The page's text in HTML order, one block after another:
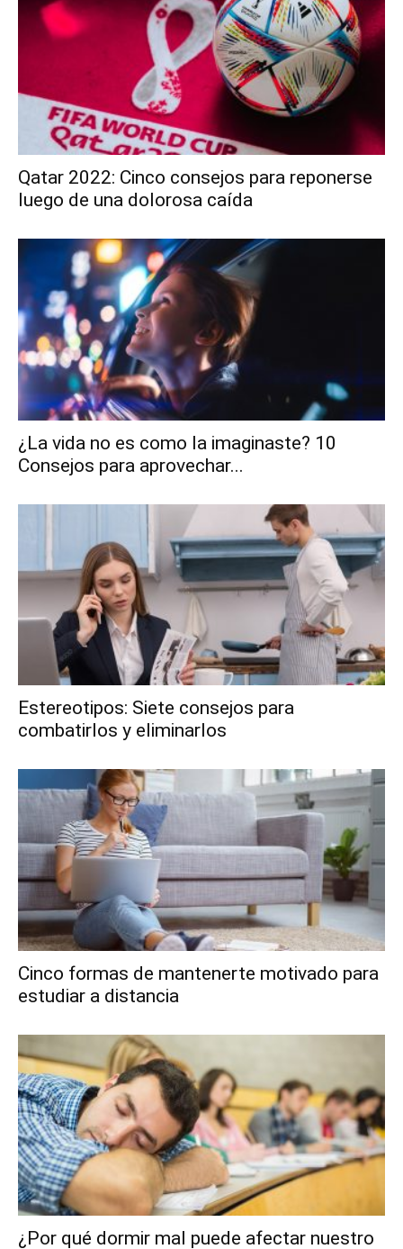
Qatar 2022: Cinco consejos para reponerse
luego de una dolorosa caída
¿La vida no es como la imaginaste? 10
Consejos para aprovechar...
Estereotipos: Siete consejos para
combatirlos y eliminarlos
Cinco formas de mantenerte motivado para
estudiar a distancia
¿Por qué dormir mal puede afectar nuestro